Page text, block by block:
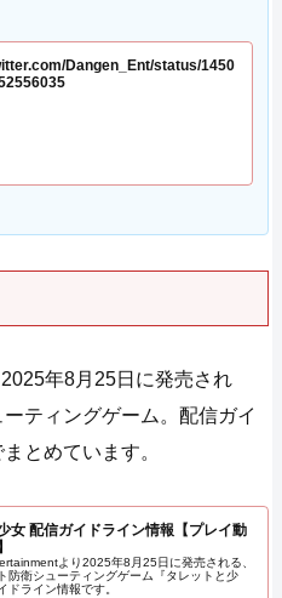
Dangen_Ent/status/1450
年8月25日に発売され
ティングゲーム。配信ガイ
とめています。
女 配信ガイドライン情報【プレイ動
より2025年8月25日に発売される、
防衛シューティングゲーム『タレットと少
ドライン情報です。